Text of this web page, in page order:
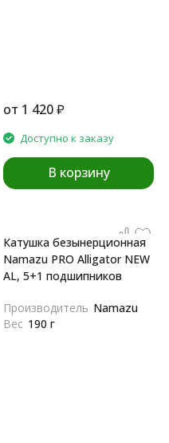
от 1 420₽
Доступно к заказу
В корзину
Катушка безынерционная
Namazu PRO Alligator NEW
AL, 5+1 подшипников
Производитель Namazu
Вес 190 г